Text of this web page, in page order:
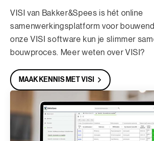
VISI van Bakker&Spees is hét online
samenwerkingsplatform voor
onze VISI software kun je slimmer
bouwproces. Meer weten over VISI?
MAAK KENNIS MET VISI